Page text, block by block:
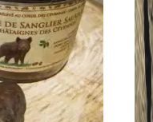
sur
la
page
du
produit